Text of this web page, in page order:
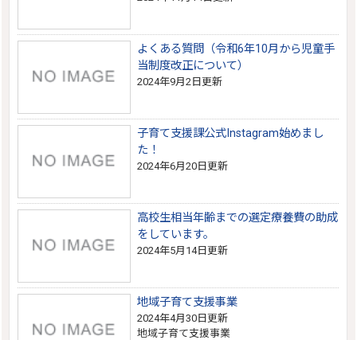
よくある質問（令和6年10月から児童手
当制度改正について）
2024年9月2日更新
子育て支援課公式Instagram始めまし
た！
2024年6月20日更新
高校生相当年齢までの選定療養費の助成
をしています。
2024年5月14日更新
地域子育て支援事業
2024年4月30日更新
地域子育て支援事業